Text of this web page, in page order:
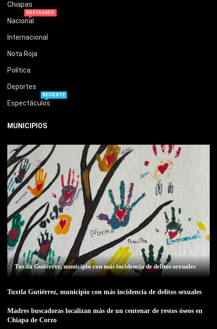
Chiapas
Nacional
DESTACADO
Internacional
Nota Roja
Política
Deportes
Espectáculos
RECIENTE
MUNICIPIOS
Tuxtla Gutiérrez, municipio con más incidencia de delitos sexuales
Tuxtla Gutiérrez, municipio con más incidencia de delitos sexuales
Madres buscadoras localizan más de un centenar de restos óseos en
Chiapa de Corzo